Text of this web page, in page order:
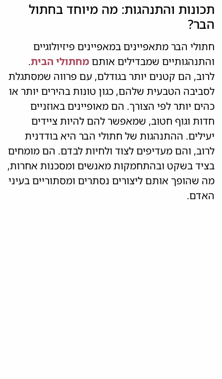
תכונות והתנהגות: מה מיוחד בחתול
הבר?
חתולי הבר מתאפיינים במאפיינים פיזיולוגיים
והתנהגותיים שמבדילים אותם מחתולי הבית.
לרוב, הם קטנים יותר בגודלם, עם פרווה שמסתגלת
לסביבה הטבעית שלהם, כגון טונות בהירים יותר או
כהים יותר לפי הצורך. הם מאופיינים באוזניים
חדות וגוף חטוב, שמאפשר להם להיות ציידים
יעילים. ההתנהגות של חתולי הבר היא בודדנית
לרוב, והם מעדיפים לצוד ולחיות לבדם. הם מומחים
בציד בשקט ובהתחמקות מאנשים ומסכנות אחרות,
מה שהופך אותם ליצורים נסתרים ומסתוריים בעיני
האדם.